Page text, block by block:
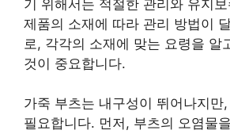
기 위해서는 적절한 관리와 유지
제품의 소재에 따라 관리 방법이
로, 각각의 소재에 맞는 요령을 알
것이 중요합니다.
가죽 부츠는 내구성이 뛰어나지만
필요합니다. 먼저, 부츠의 오염물